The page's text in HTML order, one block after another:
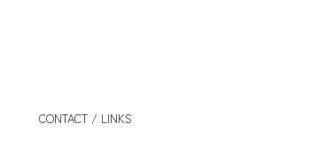
CONTACT / LINKS